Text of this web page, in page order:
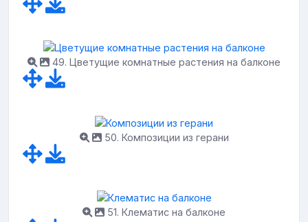
49. Цветущие комнатные растения на балконе
50. Композиции из герани
51. Клематис на балконе